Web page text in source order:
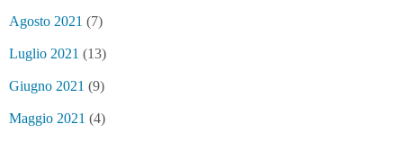
Agosto 2021 (7)
Luglio 2021 (13)
Giugno 2021 (9)
Maggio 2021 (4)